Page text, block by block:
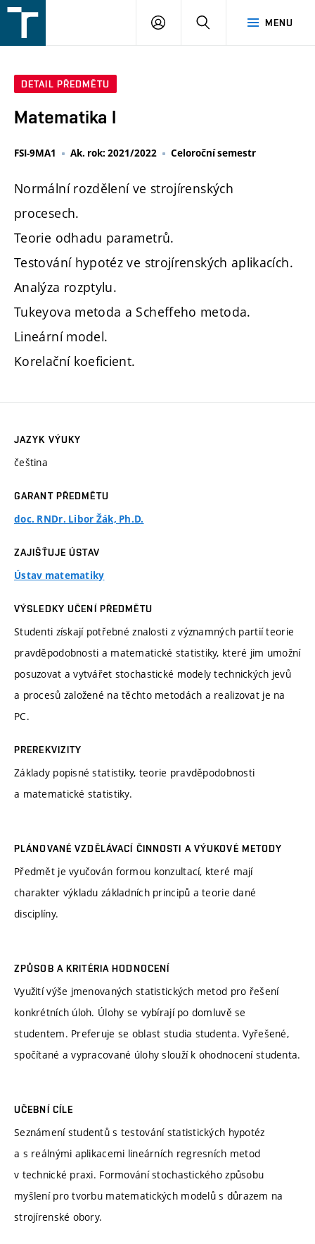
v
MENU
PŘIHLÁŠENÍ
DETAIL PŘEDMĚTU
Matematika I
FSI-9MA1 Ak. rok: 2021/2022 Celoroční semestr
Normální rozdělení ve strojírenských
procesech.
Teorie odhadu parametrů.
Testování hypotéz ve strojírenských aplikacích.
Analýza rozptylu.
Tukeyova metoda a Scheffeho metoda.
Lineární model.
Korelační koeficient.
JAZYK VÝUKY
čeština
GARANT PŘEDMĚTU
doc. RNDr. Libor Žák, Ph.D.
ZAJIŠŤUJE ÚSTAV
Ústav matematiky
VÝSLEDKY UČENÍ PŘEDMĚTU
Studenti získají potřebné znalosti z významných partií teorie
pravděpodobnosti a matematické statistiky, které jim umožní
posuzovat a vytvářet stochastické modely technických jevů
a procesů založené na těchto metodách a realizovat je na
PC.
PREREKVIZITY
Základy popisné statistiky, teorie pravděpodobnosti
a matematické statistiky.
PLÁNOVANÉ VZDĚLÁVACÍ ČINNOSTI A VÝUKOVÉ METODY
Předmět je vyučován formou konzultací, které mají
charakter výkladu základních principů a teorie dané
disciplíny.
ZPŮSOB A KRITÉRIA HODNOCENÍ
Využití výše jmenovaných statistických metod pro řešení
konkrétních úloh. Úlohy se vybírají po domluvě se
studentem. Preferuje se oblast studia studenta. Vyřešené,
spočítané a vypracované úlohy slouží k ohodnocení studenta.
UČEBNÍ CÍLE
Seznámení studentů s testování statistických hypotéz
a s reálnými aplikacemi lineárních regresních metod
v technické praxi. Formování stochastického způsobu
myšlení pro tvorbu matematických modelů s důrazem na
strojírenské obory.